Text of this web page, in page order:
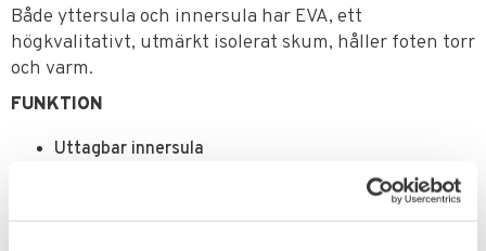
Både yttersula och innersula har EVA, ett
högkvalitativt, utmärkt isolerat skum, håller foten torr
och varm.
FUNKTION
Uttagbar innersula